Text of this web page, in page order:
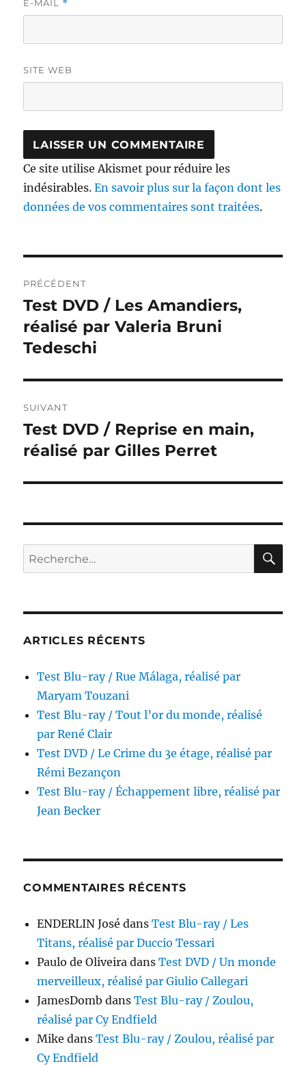
E-MAIL *
SITE WEB
Ce site utilise Akismet pour réduire les
indésirables.En savoir plus sur la façon dont les
données de vos commentaires sont traitées.
de
l’article
PRÉCÉDENT
Publication
précédente :
Test DVD / Les Amandiers,
réalisé par Valeria Bruni
Tedeschi
SUIVANT
Publication
suivante :
Test DVD / Reprise en main,
réalisé par Gilles Perret
Recherche
pour :
ARTICLES RÉCENTS
Test Blu-ray / Rue Málaga, réalisé par
Maryam Touzani
Test Blu-ray / Tout l’or du monde, réalisé
par René Clair
Test DVD / Le Crime du 3e étage, réalisé par
Rémi Bezançon
Test Blu-ray / Échappement libre, réalisé par
Jean Becker
COMMENTAIRES RÉCENTS
ENDERLIN José dansTest Blu-ray / Les
Titans, réalisé par Duccio Tessari
Paulo de Oliveira dansTest DVD / Un monde
merveilleux, réalisé par Giulio Callegari
JamesDomb dansTest Blu-ray / Zoulou,
réalisé par Cy Endfield
Mike dansTest Blu-ray / Zoulou, réalisé par
Cy Endfield